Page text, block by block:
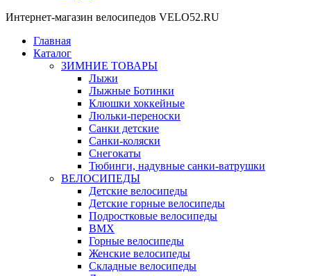
Интернет-магазин велосипедов VELO52.RU
Главная
Каталог
ЗИМНИЕ ТОВАРЫ
Лыжи
Лыжные Ботинки
Клюшки хоккейные
Люльки-переноски
Санки детские
Санки-коляски
Снегокаты
Тюбинги, надувные санки-ватрушки
ВЕЛОСИПЕДЫ
Детские велосипеды
Детские горные велосипеды
Подростковые велосипеды
BMX
Горные велосипеды
Женские велосипеды
Складные велосипеды